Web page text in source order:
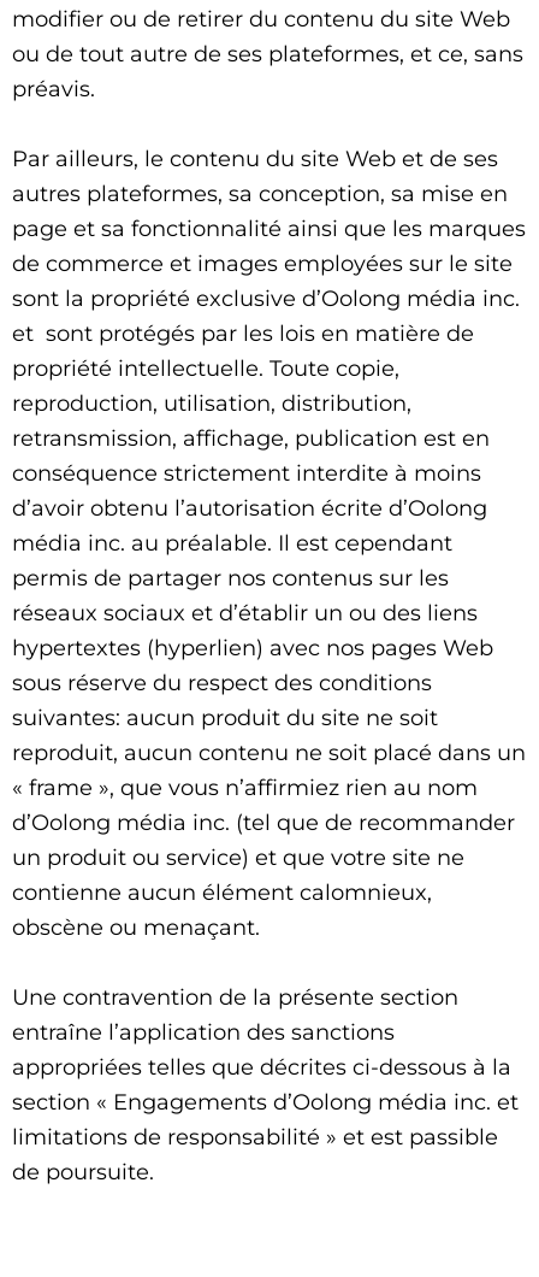
modifier ou de retirer du contenu du site Web
ou de tout autre de ses plateformes, et ce, sans
préavis.
Par ailleurs, le contenu du site Web et de ses
autres plateformes, sa conception, sa mise en
page et sa fonctionnalité ainsi que les marques
de commerce et images employées sur le site
sont la propriété exclusive d’Oolong média inc.
et sont protégés par les lois en matière de
propriété intellectuelle. Toute copie,
reproduction, utilisation, distribution,
retransmission, affichage, publication est en
conséquence strictement interdite à moins
d’avoir obtenu l’autorisation écrite d’Oolong
média inc. au préalable. Il est cependant
permis de partager nos contenus sur les
réseaux sociaux et d’établir un ou des liens
hypertextes (hyperlien) avec nos pages Web
sous réserve du respect des conditions
suivantes: aucun produit du site ne soit
reproduit, aucun contenu ne soit placé dans un
« frame », que vous n’affirmiez rien au nom
d’Oolong média inc. (tel que de recommander
un produit ou service) et que votre site ne
contienne aucun élément calomnieux,
obscène ou menaçant.
Une contravention de la présente section
entraîne l’application des sanctions
appropriées telles que décrites ci-dessous à la
section « Engagements d’Oolong média inc. et
limitations de responsabilité » et est passible
de poursuite.